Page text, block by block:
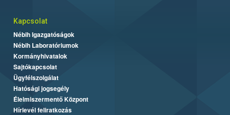
Kapcsolat
Nébih Igazgatóságok
Nébih Laboratóriumok
Kormányhivatalok
Sajtókapcsolat
Ügyfélszolgálat
Hatósági jogsegély
Élelmiszermentő Központ
Hírlevél feliratkozás